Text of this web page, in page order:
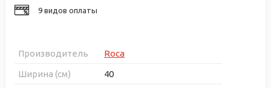
9 видов оплаты
Производитель
Roca
Ширина (см)
40